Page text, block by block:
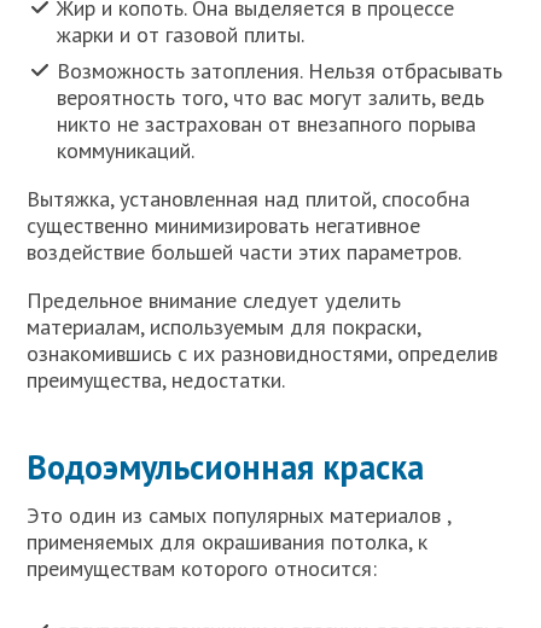
Жир и копоть. Она выделяется в процессе
жарки и от газовой плиты.
Возможность затопления. Нельзя отбрасывать
вероятность того, что вас могут залить, ведь
никто не застрахован от внезапного порыва
коммуникаций.
Вытяжка, установленная над плитой, способна
существенно минимизировать негативное
воздействие большей части этих параметров.
Предельное внимание следует уделить
материалам, используемым для покраски,
ознакомившись с их разновидностями, определив
преимущества, недостатки.
Водоэмульсионная краска
Это один из самых популярных материалов ,
применяемых для окрашивания потолка, к
преимуществам которого относится: